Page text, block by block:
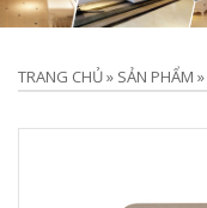
TRANG CHỦ» SẢN PHẨM »